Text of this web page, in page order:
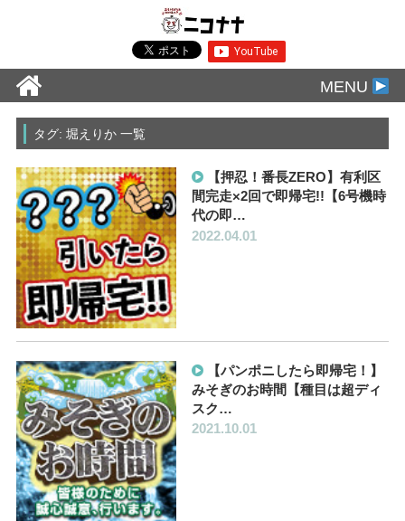
MENU
タグ: 堀えりか 一覧
【押忍！番長ZERO】有利区
間完走×2回で即帰宅!!【6号機時
代の即…
2022.04.01
【パンポニしたら即帰宅！】
みそぎのお時間【種目は超ディ
スク…
2021.10.01